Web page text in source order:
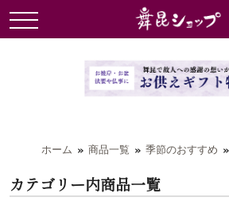
ホーム 商品一覧 季節のおすすめ
カテゴリー内商品一覧